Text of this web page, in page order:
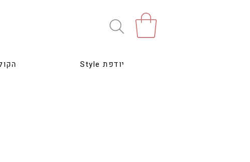
Style יודפת